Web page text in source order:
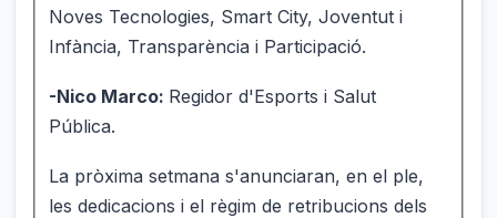
Noves Tecnologies, Smart City, Joventut i
Infància, Transparència i Participació.
-Nico Marco: Regidor d'Esports i Salut
Pública.
La pròxima setmana s'anunciaran, en el ple,
les dedicacions i el règim de retribucions dels